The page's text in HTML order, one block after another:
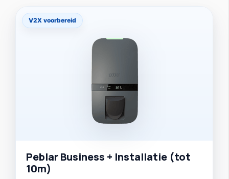
V2X voorbereid
Peblar Business + Installatie (tot
10m)